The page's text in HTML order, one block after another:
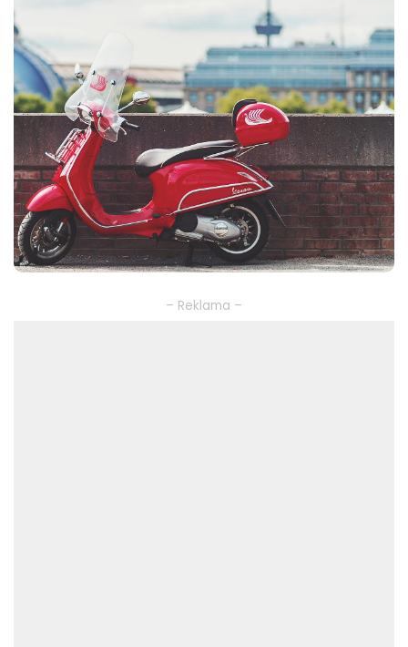
– Reklama –